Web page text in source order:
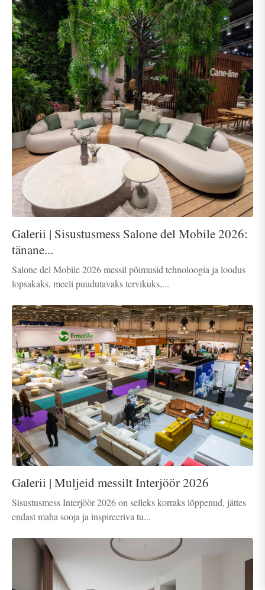
Galerii | Sisustusmess Salone del Mobile 2026:
tänane...
Salone del Mobile 2026 messil põimusid tehnoloogia ja loodus
lopsakaks, meeli puudutavaks tervikuks,...
Galerii | Muljeid messilt Interjöör 2026
Sisustusmess Interjöör 2026 on selleks korraks lõppenud, jättes
endast maha sooja ja inspireeriva tu...